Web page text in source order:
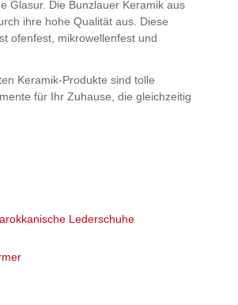
Glasur. Die Bunzlauer Keramik aus
ihre hohe Qualität aus. Diese
ofenfest, mikrowellenfest und
Keramik-Produkte sind tolle
für Ihr Zuhause, die gleichzeitig
Lederschuhe